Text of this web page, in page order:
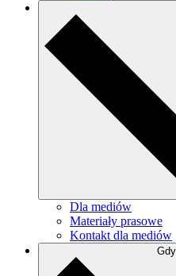
Dla mediów
Materiały prasowe
Kontakt dla mediów